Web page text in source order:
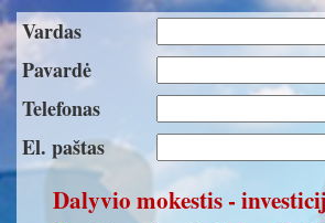
Vardas
Pavardė
Telefonas
El. paštas
Dalyvio mokestis -